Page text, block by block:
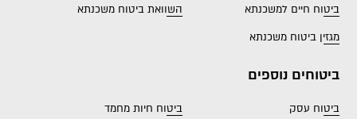
ביטוח חיים למשכנתא
השוואת ביטוח משכנתא
מגזין ביטוח משכנתא
ביטוחים נוספים
ביטוח עסק
ביטוח חיות מחמד